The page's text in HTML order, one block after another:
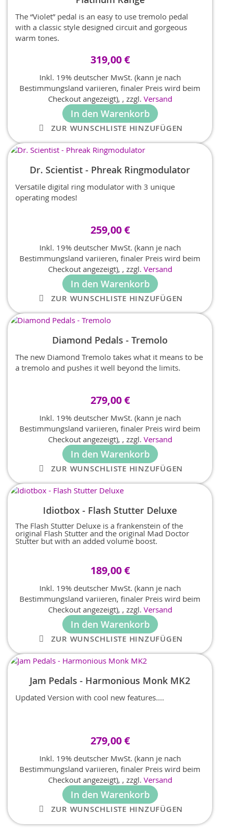
The “Violet” pedal is an easy to use tremolo pedal
with a classic style designed circuit and gorgeous
warm tones.
319,00 €
Inkl. 19% deutscher MwSt. (kann je nach
Bestimmungsland variieren, finaler Preis wird beim
Checkout angezeigt), , zzgl. Versand
In den Warenkorb
ZUR WUNSCHLISTE HINZUFÜGEN
Dr. Scientist - Phreak Ringmodulator
Versatile digital ring modulator with 3 unique
operating modes!
259,00 €
Inkl. 19% deutscher MwSt. (kann je nach
Bestimmungsland variieren, finaler Preis wird beim
Checkout angezeigt), , zzgl. Versand
In den Warenkorb
ZUR WUNSCHLISTE HINZUFÜGEN
Diamond Pedals - Tremolo
The new Diamond Tremolo takes what it means to be
a tremolo and pushes it well beyond the limits.
279,00 €
Inkl. 19% deutscher MwSt. (kann je nach
Bestimmungsland variieren, finaler Preis wird beim
Checkout angezeigt), , zzgl. Versand
In den Warenkorb
ZUR WUNSCHLISTE HINZUFÜGEN
Idiotbox - Flash Stutter Deluxe
The Flash Stutter Deluxe is a frankenstein of the
original Flash Stutter and the original Mad Doctor
Stutter but with an added volume boost.
189,00 €
Inkl. 19% deutscher MwSt. (kann je nach
Bestimmungsland variieren, finaler Preis wird beim
Checkout angezeigt), , zzgl. Versand
In den Warenkorb
ZUR WUNSCHLISTE HINZUFÜGEN
Jam Pedals - Harmonious Monk MK2
Updated Version with cool new features....
279,00 €
Inkl. 19% deutscher MwSt. (kann je nach
Bestimmungsland variieren, finaler Preis wird beim
Checkout angezeigt), , zzgl. Versand
In den Warenkorb
ZUR WUNSCHLISTE HINZUFÜGEN